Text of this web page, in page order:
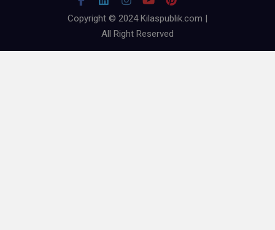
Copyright © 2024 Kilaspublik.com |
All Right Reserved